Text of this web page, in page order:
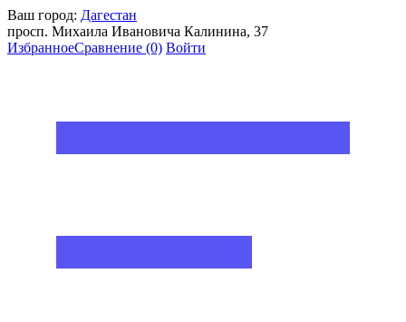
Ваш город: Дагестан
просп. Михаила Ивановича Калинина, 37
ИзбранноеСравнение (0) Войти